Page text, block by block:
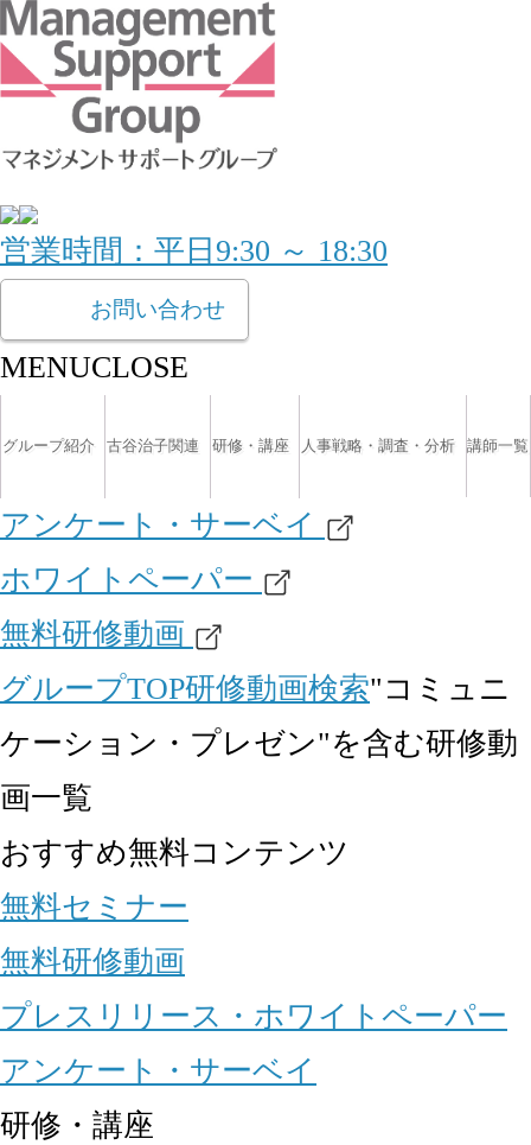
営業時間：平日9:30 ～ 18:30
お問い合わせ
MENUCLOSE
グループ紹介 古谷治子関連 研修・講座 人事戦略・調査・分析 講師一覧
アンケート・サーベイ
ホワイトペーパー
無料研修動画
グループTOP研修動画検索"コミュニ
ケーション・プレゼン"を含む研修動
画一覧
おすすめ無料コンテンツ
無料セミナー
無料研修動画
プレスリリース・ホワイトペーパー
アンケート・サーベイ
研修・講座